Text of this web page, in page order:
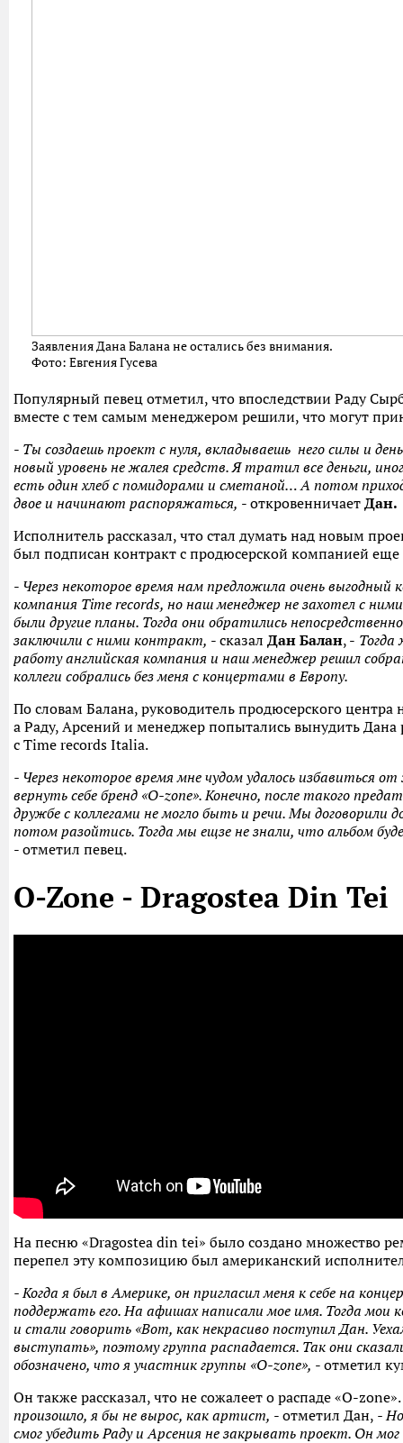
Заявления Дана Балана не остались без внимания.
Фото: Евгения Гусева
Популярный певец отметил, что впоследствии Раду
вместе с тем самым менеджером решили, что могут
- Ты создаешь проект с нуля, вкладываешь него силы и
новый уровень не жалея средств. Я тратил все деньги,
есть один хлеб с помидорами и сметаной… А потом
двое и начинают распоряжаться, - откровенничает Дан.
Исполнитель рассказал, что стал думать над новым
был подписан контракт с продюсерской компанией еще
- Через некоторое время нам предложила очень
компания Time records, но наш менеджер не захотел с
были другие планы. Тогда они обратились
заключили с ними контракт, - сказал Дан Балан, - Тогда
работу английская компания и наш менеджер решил
коллеги собрались без меня с концертами в Европу.
По словам Балана, руководитель продюсерского центра
а Раду, Арсений и менеджер попытались вынудить Дана
с Time records Italia.
- Через некоторое время мне чудом удалось избавиться
вернуть себе бренд «O-zone». Конечно, после такого
дружбе с коллегами не могло быть и речи. Мы договорили
потом разойтись. Тогда мы ещзе не знали, что альбом
- отметил певец.
O-Zone - Dragostea Din Tei
На песню «Dragostea din tei» было создано множество
перепел эту композицию был американский
- Когда я был в Америке, он пригласил меня к себе на
поддержать его. На афишах написали мое имя. Тогда мои
и стали говорить «Вот, как некрасиво поступил Дан.
выступать», поэтому группа распадается. Так они
обозначено, что я участник группы «O-zone», - отметил
Он также рассказал, что не сожалеет о распаде «O-zone».
произошло, я бы не вырос, как артист, - отметил Дан, -
смог убедить Раду и Арсения не закрывать проект. Он